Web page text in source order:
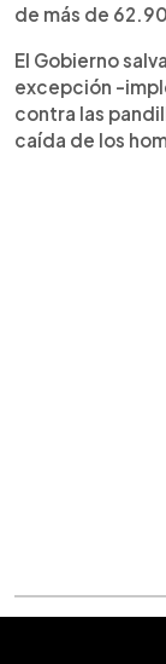
de más de
El Gobierno
excepción -
contra las
caída de los